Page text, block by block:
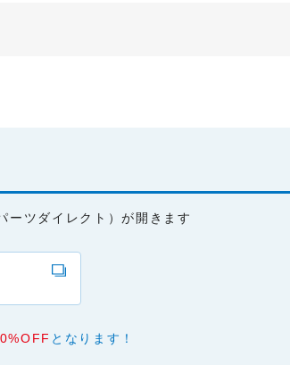
で、あらかじめご了承ください。
る専用の製品（レンタル品）につきましては
くださいますようお願いします。
なかったことにより生じる一切の損害。
ーツダイレクト）が開きます
となります！